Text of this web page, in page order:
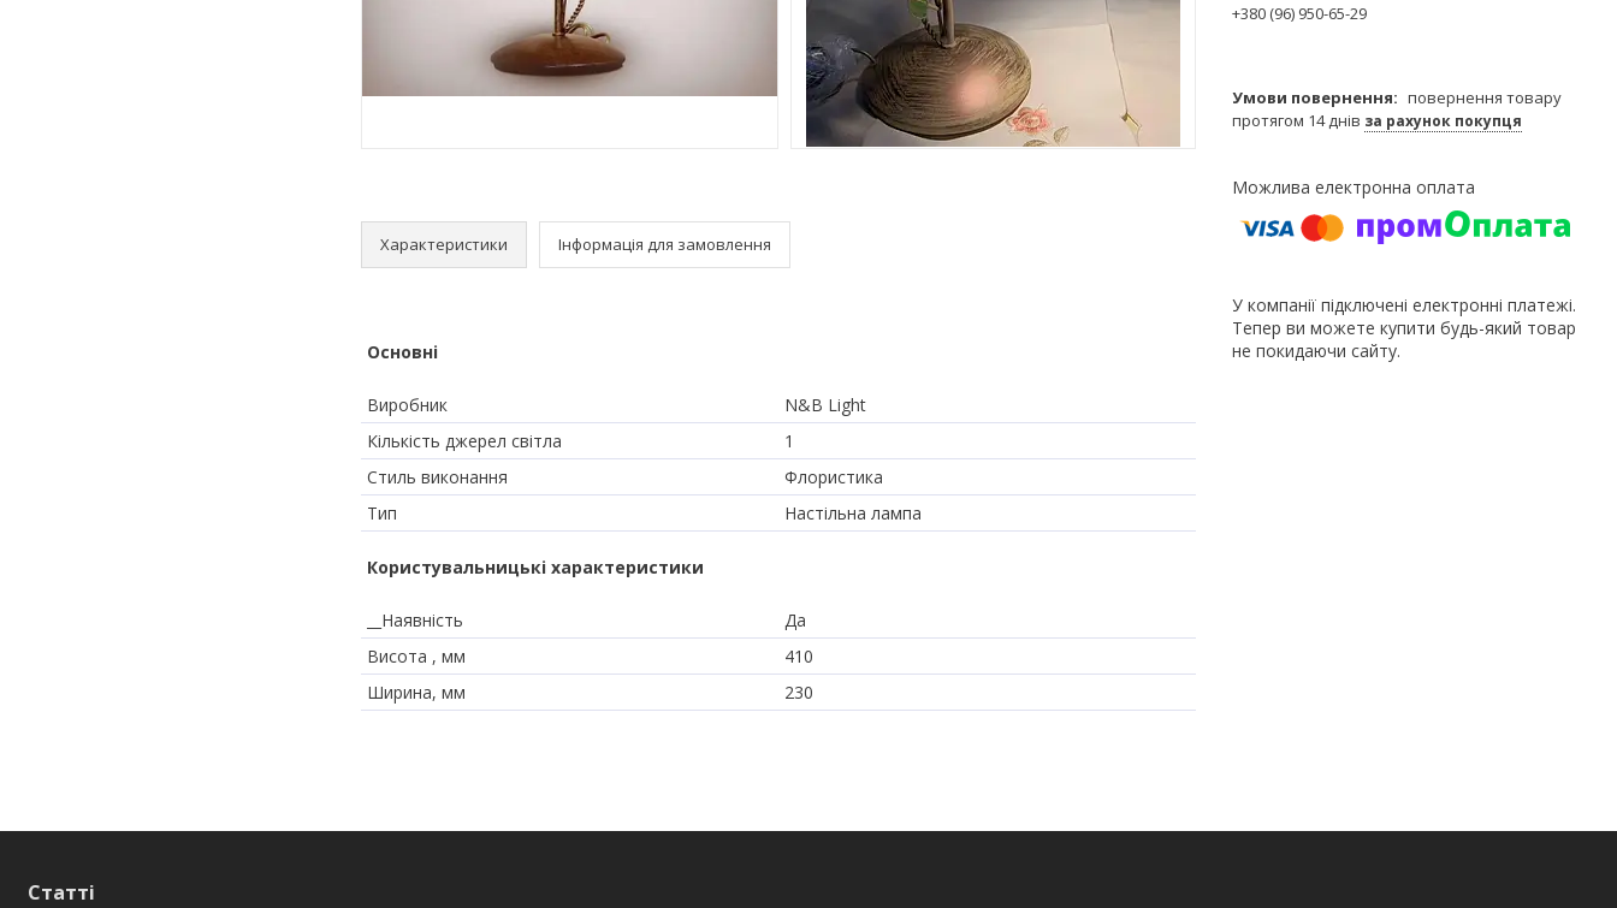
Характеристики Інформація для замовлення
Основні
Виробник
N&B Light
Кількість джерел світла
1
Стиль виконання
Флористика
Тип
Настільна лампа
Користувальницькі характеристики
__Наявність
Да
Висота , мм
410
Ширина, мм
230
+380 (96) 950-65-29
повернення товару
протягом 14 днів за рахунок покупця
У компанії підключені електронні платежі.
Тепер ви можете купити будь-який товар
не покидаючи сайту.
Статті